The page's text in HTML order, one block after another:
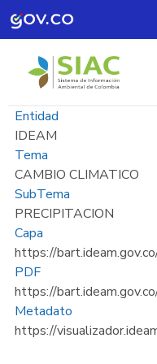
Pasar al contenido
Entidad
IDEAM
Tema
CAMBIO CLIMATICO
SubTema
PRECIPITACION
Capa
https://
PDF
https://
Metadato
https://